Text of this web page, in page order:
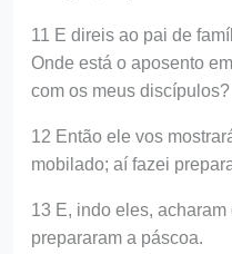
11 E direis ao pai de
Onde está o aposento
com os meus discípulos?
12 Então ele vos
mobilado; aí fazei
13 E, indo eles,
prepararam a páscoa.